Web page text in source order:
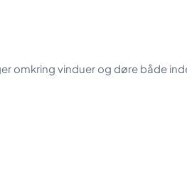
omkring vinduer og døre både